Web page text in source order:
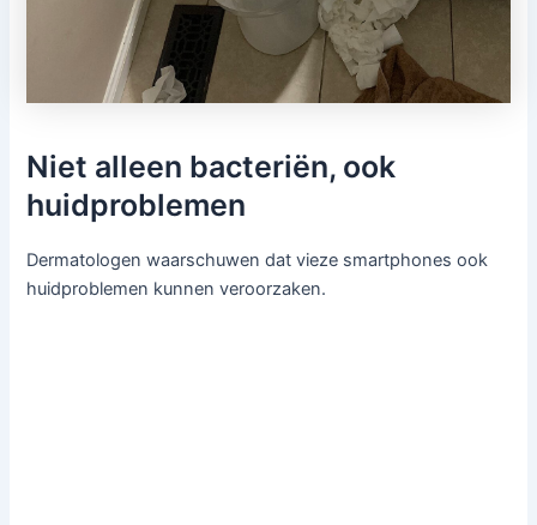
Niet alleen bacteriën, ook
huidproblemen
Dermatologen waarschuwen dat vieze smartphones ook
huidproblemen kunnen veroorzaken.